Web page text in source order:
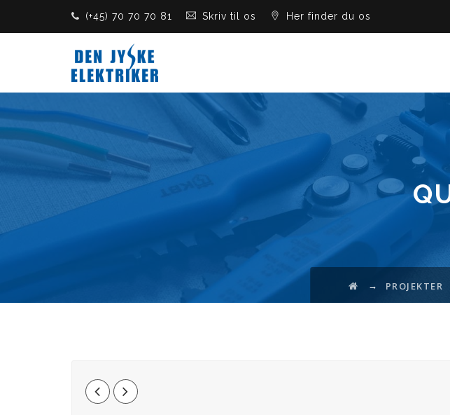
(+45) 70 70 70 81 Skriv til os Her finder du os
→ PROJEKTER